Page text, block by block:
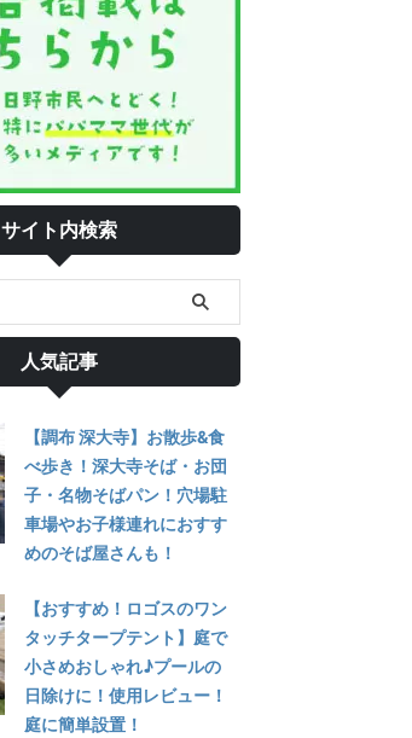
サイト内検索
人気記事
【調布 深大寺】お散歩&食
べ歩き！深大寺そば・お団
子・名物そばパン！穴場駐
車場やお子様連れにおすす
めのそば屋さんも！
【おすすめ！ロゴスのワン
タッチタープテント】庭で
小さめおしゃれ♪プールの
日除けに！使用レビュー！
庭に簡単設置！